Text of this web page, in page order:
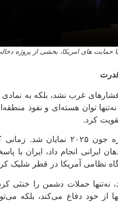
حمایت های امریکا، بخشی از پروژه
غرب نشد، بلکه به
توان هسته‌ای و نفوذ
کرد.
نقطه اوج این اقتدار در جنگ
ایرانی انجام داد، ایران
نظامی آمریکا در قطر شلیک
حملات دشمن را خنثی
از خود دفاع می‌کند، بلکه